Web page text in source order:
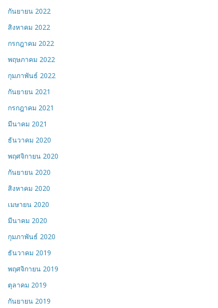
กันยายน 2022
สิงหาคม 2022
กรกฎาคม 2022
พฤษภาคม 2022
กุมภาพันธ์ 2022
กันยายน 2021
กรกฎาคม 2021
มีนาคม 2021
ธันวาคม 2020
พฤศจิกายน 2020
กันยายน 2020
สิงหาคม 2020
เมษายน 2020
มีนาคม 2020
กุมภาพันธ์ 2020
ธันวาคม 2019
พฤศจิกายน 2019
ตุลาคม 2019
กันยายน 2019